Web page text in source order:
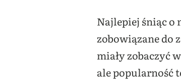
Najlepiej śniąc o
zobowiązane do
miały zobaczyć
ale popularność